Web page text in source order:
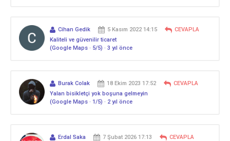
Cihan Gedik 5 Kasım 2022 14:15
CEVAPLA
Kaliteli ve güvenilir ticaret
(Google Maps · 5/5) · 3 yıl önce
Burak Colak 18 Ekim 2023 17:52
CEVAPLA
Yalan bisikletçi yok boşuna gelmeyin
(Google Maps · 1/5) · 2 yıl önce
Erdal Saka 7 Şubat 2026 17:13
CEVAPLA